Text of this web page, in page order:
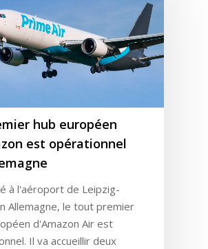
hub européen
est opérationnel
à l'aéroport de Leipzig-
Allemagne, le tout premier
d'Amazon Air est
Il va accueillir deux